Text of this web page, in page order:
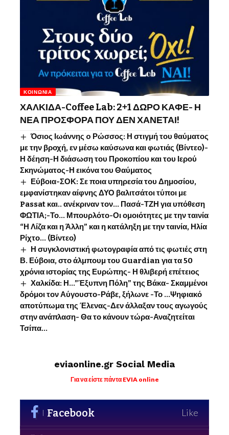
ΚΟΙΝΩΝΊΑ
ΧΑΛΚΙΔΑ-Coffee Lab: 2+1 ΔΩΡΟ ΚΑΦΕ- Η
ΝΕΑ ΠΡΟΣΦΟΡΑ ΠΟΥ ΔΕΝ ΧΑΝΕΤΑΙ!
Όσιος Ιωάννης o Ρώσσος: Η στιγμή του θαύματος
με την βροχή, εν μέσω καύσωνα και φωτιάς (Βίντεο)-
Η δέηση-Η διάσωση του Προκοπίου και του Ιερού
Σκηνώματος-Η εικόνα του Θαύματος
Εύβοια-ΣΟΚ: Σε ποια υπηρεσία του Δημοσίου,
εμφανίστηκαν αίφνης ΔΥΟ βαλιτσάτοι τύποι με
Passat και.. ανέκριναν τον… Πασά-ΤΖΗ για υπόθεση
ΦΩΤΙΑ;-Το… Μπουρλότο-Οι ομοιότητες με την ταινία
“Η Λίζα και η Άλλη” και η κατάληξη με την ταινία, Ηλία
Ρίχτο… (Βίντεο)
Η συγκλονιστική φωτογραφία από τις φωτιές στη
Β. Εύβοια, στο άλμπουμ του Guardian για τα 50
χρόνια ιστορίας της Ευρώπης- Η θλιβερή επέτειος
Χαλκίδα: Η…”Έξυπνη Πόλη” της Βάκα- Σκαμμένοι
δρόμοι τον Αύγουστο-Ράβε, ξήλωνε -Το …Ψηφιακό
αποτύπωμα της Έλενας-Δεν άλλαξαν τους αγωγούς
στην ανάπλαση- Θα το κάνουν τώρα-Αναζητείται
Τσίπα…
eviaonline.gr Social Media
Για να είστε πάντα EVIA online
Facebook Like